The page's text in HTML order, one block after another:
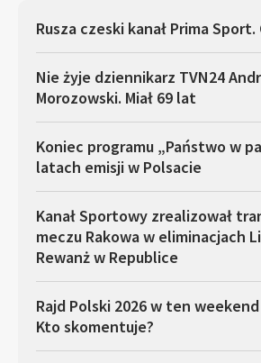
Rusza czeski kanał Prima
Nie żyje dziennikarz TVN24
Morozowski. Miał 69 lat
Koniec programu „Państwo w
latach emisji w Polsacie
Kanał Sportowy zrealizował
meczu Rakowa w eliminacjach
Rewanż w Republice
Rajd Polski 2026 w ten
Kto skomentuje?